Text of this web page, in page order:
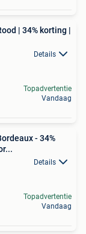
| 34% korting |
Details
Topadvertentie
Vandaag
- 34%
Details
Topadvertentie
Vandaag